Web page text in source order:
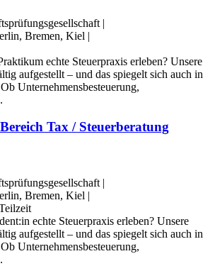
|
Bremen, Kiel |
echte Steuerpraxis erleben? Unsere
aufgestellt – und das spiegelt sich auch in
Unternehmensbesteuerung,
Tax / Steuerberatung
|
Bremen, Kiel |
echte Steuerpraxis erleben? Unsere
aufgestellt – und das spiegelt sich auch in
Unternehmensbesteuerung,